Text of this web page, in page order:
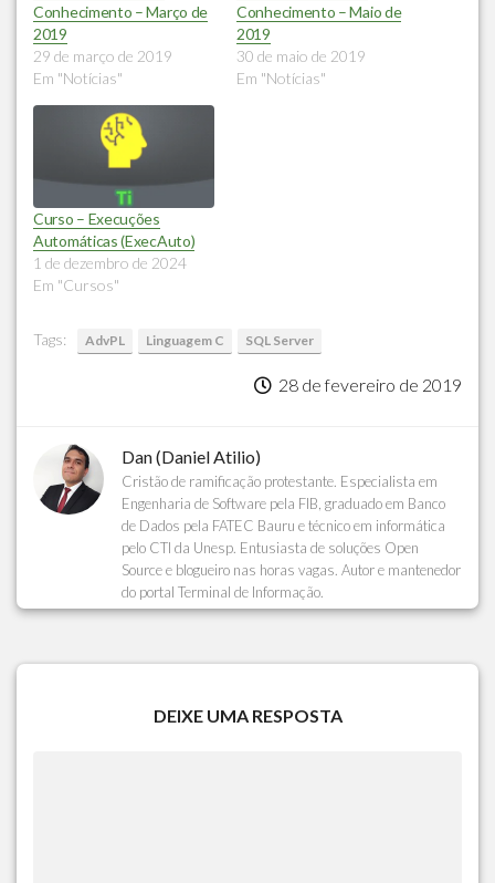
Conhecimento – Março de
2019
29 de março de 2019
Em "Notícias"
Conhecimento – Maio de
2019
30 de maio de 2019
Em "Notícias"
Curso – Execuções
Automáticas (ExecAuto)
1 de dezembro de 2024
Em "Cursos"
Tags: AdvPL Linguagem C SQL Server
28 de fevereiro de 2019
Dan (Daniel Atilio)
Cristão de ramificação protestante. Especialista em
Engenharia de Software pela FIB, graduado em Banco
de Dados pela FATEC Bauru e técnico em informática
pelo CTI da Unesp. Entusiasta de soluções Open
Source e blogueiro nas horas vagas. Autor e mantenedor
do portal Terminal de Informação.
DEIXE UMA RESPOSTA